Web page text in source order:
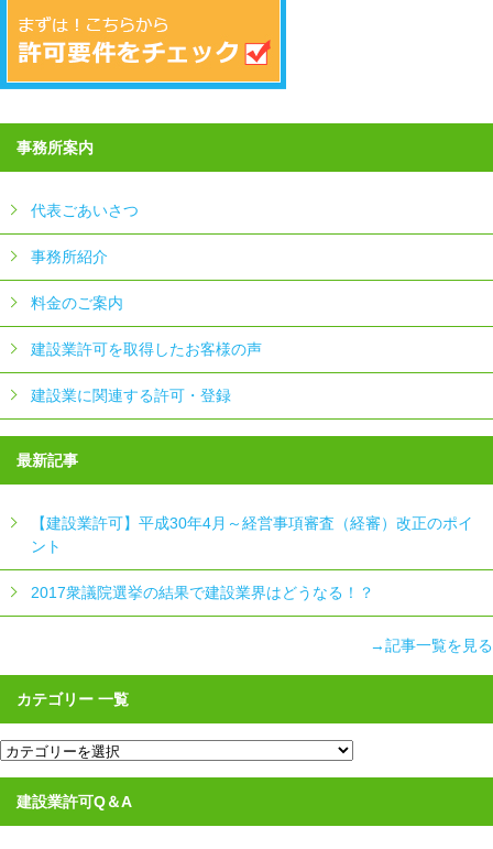
事務所案内
代表ごあいさつ
事務所紹介
料金のご案内
建設業許可を取得したお客様の声
建設業に関連する許可・登録
最新記事
【建設業許可】平成30年4月～経営事項審査（経審）改正のポイ
ント
2017衆議院選挙の結果で建設業界はどうなる！？
→記事一覧を見る
カテゴリー 一覧
カ
テ
ゴ
一
建設業許可Q＆A